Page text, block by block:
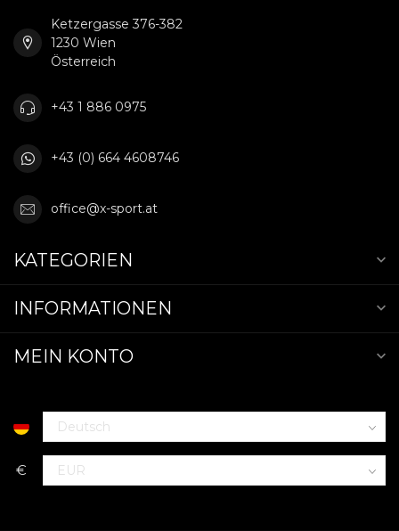
Ketzergasse 376-382
1230 Wien
Österreich
+43 1 886 0975
+43 (0) 664 4608746
office@x-sport.at
KATEGORIEN
INFORMATIONEN
MEIN KONTO
€